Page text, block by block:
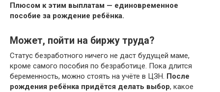
Плюсом к этим выплатам — единовременное
пособие за рождение ребёнка.
Может, пойти на биржу труда?
Статус безработного ничего не даст будущей маме,
кроме самого пособия по безработице. Пока длится
беременность, можно стоять на учёте в ЦЗН. После
рождения ребёнка придётся делать выбор, какое